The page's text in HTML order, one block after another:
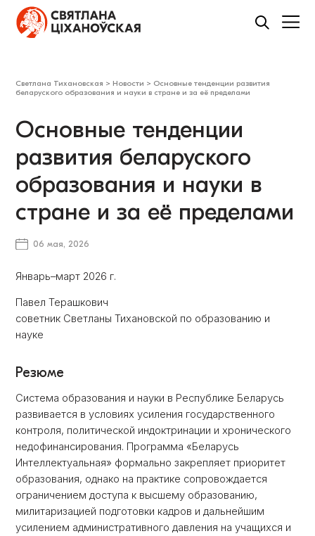
Светлана Тихановская > Новости > Основные тенденции развития
беларуского образования и науки в стране и за её пределами
Основные тенденции
развития беларуского
образования и науки в
стране и за её пределами
06 мая, 2026
Январь–март 2026 г.
Павел Терашкович
советник Светланы Тихановской по образованию и
науке
Резюме
Система образования и науки в Республике Беларусь
развивается в условиях усиления государственного
контроля, политической индоктринации и хронического
недофинансирования. Программа «Беларусь
Интеллектуальная» формально закрепляет приоритет
образования, однако на практике сопровождается
ограничением доступа к высшему образованию,
милитаризацией подготовки кадров и дальнейшим
усилением административного давления на учащихся и